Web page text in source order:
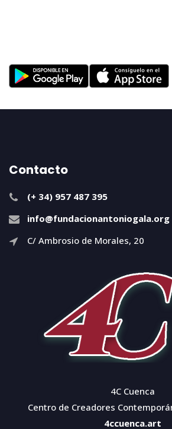
Contacto
(+ 34) 957 487 395
info@fundacionantoniogala.org
C/ Ambrosio de Morales, 20
4C Cuenca
Centro de Creadores
4ccuenca.art